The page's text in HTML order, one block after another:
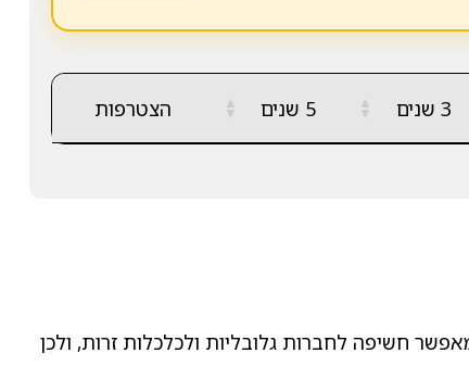
3 שנים ▲
▼ 5 שנים ▲
▼ הצטרפות
חשיפה לחברות גלובליות ולכלכלות זרות, ולכן